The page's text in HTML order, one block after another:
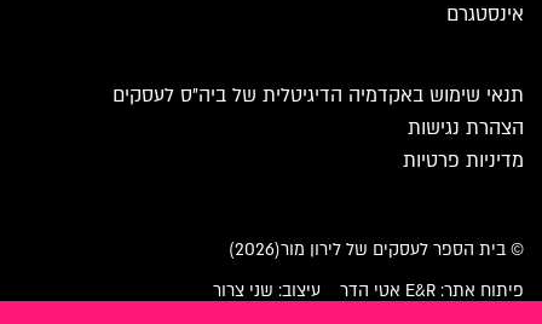
אינסטגרם
תנאי שימוש באקדמיה הדיגיטלית של ביה״ס לעסקים
הצהרת נגישות
מדיניות פרטיות
© בית הספר לעסקים של לירון מור(2026)
פיתוח אתר: E&R אטי הדר
עיצוב: שני צרור